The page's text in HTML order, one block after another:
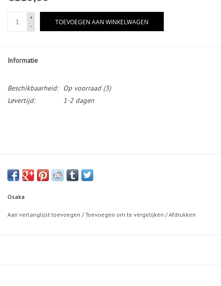
+
-
TOEVOEGEN AAN WINKELWAGEN
Informatie
Beschikbaarheid: Op voorraad(3)
Levertijd:
1-2 dagen
Osaka
Aan verlanglijst toevoegen /Toevoegen om te vergelijken /Afdrukken